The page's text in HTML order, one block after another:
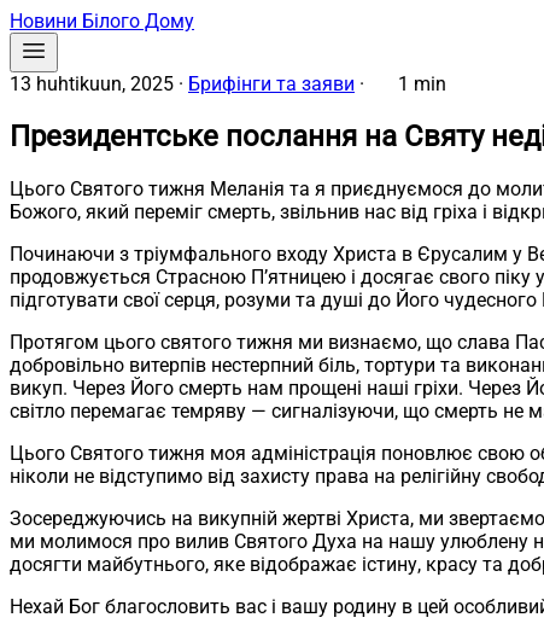
Новини Білого Дому
13 huhtikuun, 2025 · Брифінги та заяви · 1 min
Президентське послання на Святу
Цього Святого тижня Меланія та я приєднуємося до
Божого, який переміг смерть, звільнив нас від гріха і
Починаючи з тріумфального входу Христа в Єрусалим у
продовжується Страсною П’ятницею і досягає свого піку
підготувати свої серця, розуми та душі до Його
Протягом цього святого тижня ми визнаємо, що слава
добровільно витерпів нестерпний біль, тортури та
викуп. Через Його смерть нам прощені наші гріхи. Через
світло перемагає темряву — сигналізуючи, що смерть не
Цього Святого тижня моя адміністрація поновлює свою
ніколи не відступимо від захисту права на релігійну
Зосереджуючись на викупній жертві Христа, ми
ми молимося про вилив Святого Духа на нашу улюблену
досягти майбутнього, яке відображає істину, красу та
Нехай Бог благословить вас і вашу родину в цей